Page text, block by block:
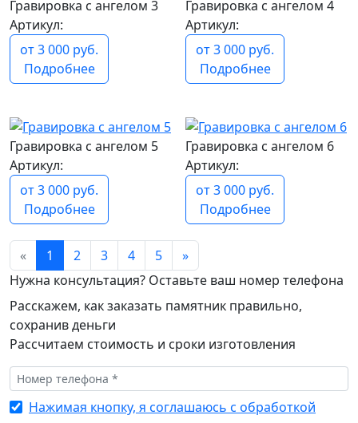
Гравировка с ангелом 3
Артикул:
от 3 000 руб.
Подробнее
Гравировка с ангелом 4
Артикул:
от 3 000 руб.
Подробнее
Гравировка с ангелом 5
Артикул:
от 3 000 руб.
Подробнее
Гравировка с ангелом 6
Артикул:
от 3 000 руб.
Подробнее
« 1 2 3 4 5
»
Нужна консультация? Оставьте ваш номер телефона
Расскажем, как заказать памятник правильно,
сохранив деньги
Рассчитаем стоимость и сроки изготовления
Нажимая кнопку, я соглашаюсь с обработкой